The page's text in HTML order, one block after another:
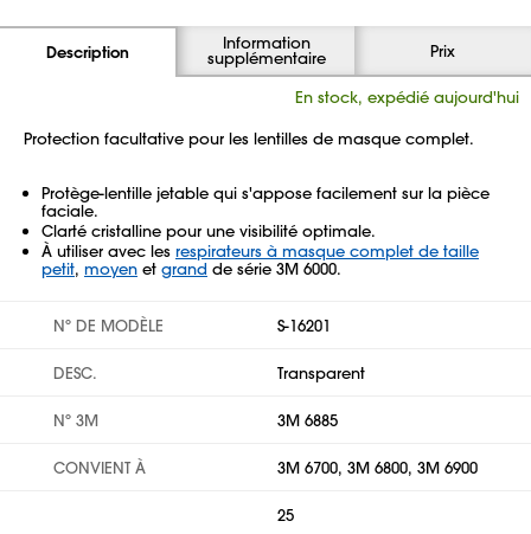
Description Information
supplémentaire Prix
En stock, expédié aujourd'hui
Protection facultative pour les lentilles de masque complet.
Protège-lentille jetable qui s'appose facilement sur la pièce
faciale.
Clarté cristalline pour une visibilité optimale.
À utiliser avec les respirateurs à masque complet de taille
petit, moyen et grand de série 3M 6000.
Nº DE MODÈLE S-16201
DESC. Transparent
Nº 3M 3M 6885
CONVIENT À 3M 6700, 3M 6800, 3M 6900
25